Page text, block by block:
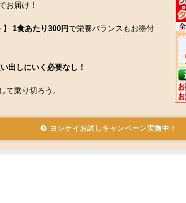
お届け！
】 1食あたり300円 で栄養バランスもお墨付
出しにいく必要なし！
て乗り切ろう。
ヨシケイお試しキャンペーン実施中！